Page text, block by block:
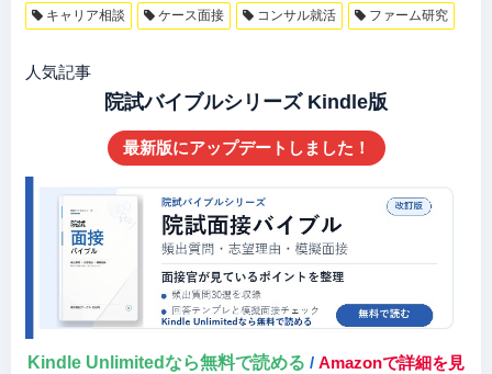
キャリア相談 ケース面接 コンサル就活 ファーム研究
人気記事
院試バイブルシリーズ Kindle版
最新版にアップデートしました！
Kindle Unlimitedなら無料で読める / Amazonで詳細を見